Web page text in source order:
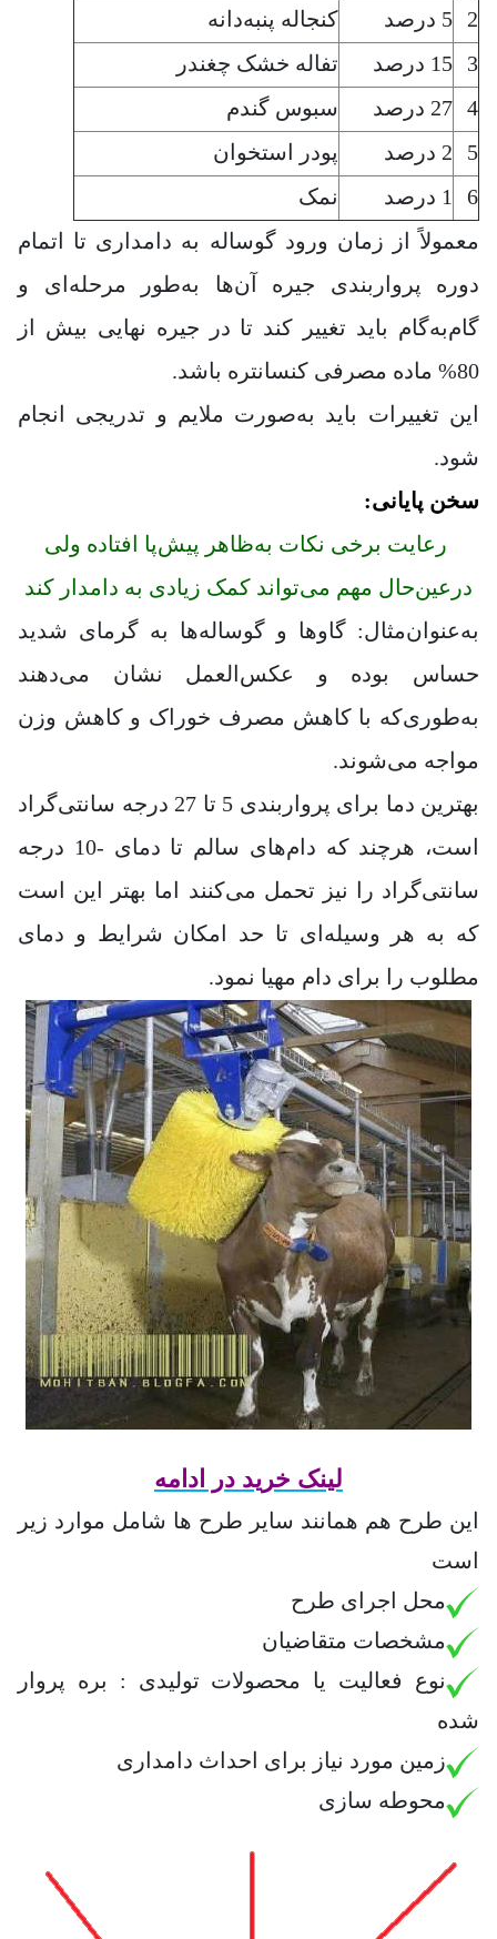
2
5 درصد
کنجاله پنبه‌دانه
3
15 درصد
تفاله خشک چغندر
4 27 درصد
سبوس گندم
5
2 درصد
پودر استخوان
6
1 درصد
نمک
معمولاً از زمان ورود گوساله به دامداری تا اتمام
دوره پرواربندی جیره آن‌ها به‌طور مرحله‌ای و
گام‌به‌گام باید تغییر کند تا در جیره نهایی بیش از
80% ماده مصرفی کنسانتره باشد.
این تغییرات باید به‌صورت ملایم و تدریجی انجام
شود.
سخن پایانی:
رعایت برخی نکات به‌ظاهر پیش‌پا افتاده ولی
درعین‌حال مهم می‌تواند کمک زیادی به دامدار کند
به‌عنوان‌مثال: گاوها و گوساله‌ها به گرمای شدید
حساس بوده و عکس‌العمل نشان می‌دهند
به‌طوری‌که با کاهش مصرف خوراک و کاهش وزن
مواجه می‌شوند.
بهترین دما برای پرواربندی 5 تا 27 درجه سانتی‌گراد
است، هرچند که دام‌های سالم تا دمای -10 درجه
سانتی‌گراد را نیز تحمل می‌کنند اما بهتر این است
که به هر وسیله‌ای تا حد امکان شرایط و دمای
مطلوب را برای دام مهیا نمود.
لینک خرید در ادامه
این طرح هم همانند سایر طرح ها شامل موارد زیر
است
محل اجرای طرح
مشخصات متقاضیان
نوع فعالیت یا محصولات تولیدی : بره پروار
شده
زمین مورد نیاز برای احداث دامداری
محوطه سازی